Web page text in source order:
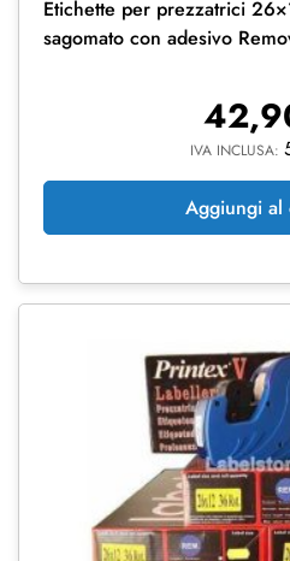
Etichette per prezzatrici
sagomato con adesivo
IVA INCLUSA:
Aggiungi al